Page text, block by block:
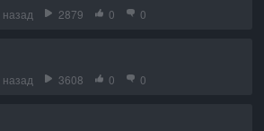
2879 0 0
3608 0 0